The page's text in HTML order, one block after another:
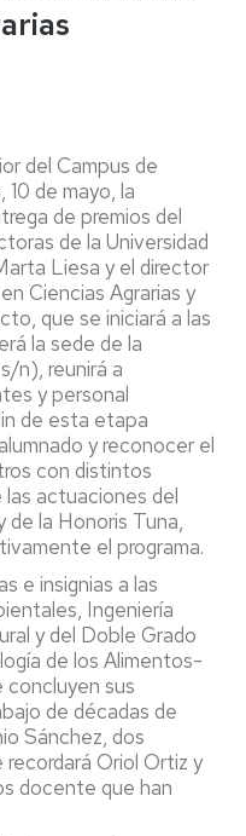
del Campus de
de mayo, la
de premios del
de la Universidad
Liesa y el director
Ciencias Agrarias y
que se iniciará a las
la sede de la
n), reunirá a
y personal
de esta etapa
y reconocer el
con distintos
las actuaciones del
de la Honoris Tuna,
el programa.
e insignias a las
Ingeniería
y del Doble Grado
de los Alimentos-
concluyen sus
de décadas de
Sánchez, dos
Oriol Ortiz y
docente que han